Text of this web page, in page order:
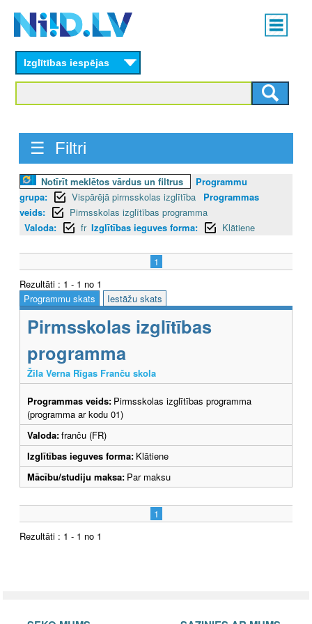
content
Main
menu
Izglītības iespējas
☰ Filtri
Notīrīt meklētos vārdus un filtrus
Programmu
grupa:
Vispārējā pirmsskolas izglītība
Programmas
veids:
Pirmsskolas izglītības programma
Valoda:
fr Izglītības ieguves forma: Klātiene
1
Rezultāti : 1 - 1 no 1
Programmu skats
Iestāžu skats
Pirmsskolas izglītības
programma
Žila Verna Rīgas Franču skola
Programmas veids: Pirmsskolas izglītības programma
(programma ar kodu 01)
Valoda:franču (FR)
Izglītības ieguves forma: Klātiene
Mācību/studiju maksa: Par maksu
1
Rezultāti : 1 - 1 no 1